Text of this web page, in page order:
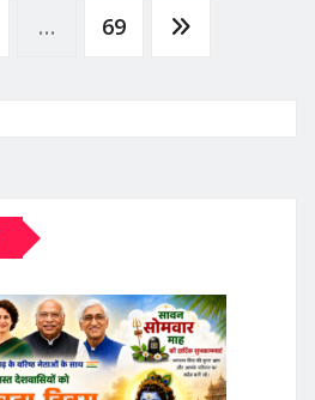
… 69